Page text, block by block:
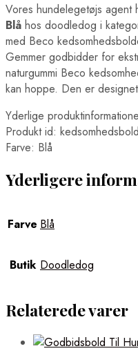
Vores hundelegetøjs agent
Blå hos doodledog i
med Beco
Gemmer godbidder for
naturgummi Beco
kan hoppe. Den er
Yderlige
Produkt id:
Farve: Blå
Yderligere
Farve Blå
Butik Doodledog
Relaterede varer